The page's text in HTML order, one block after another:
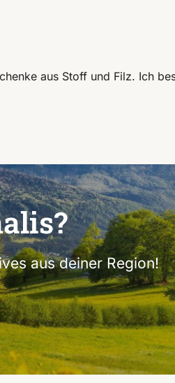
aus Stoff und Filz. Ich
aus deiner Region!